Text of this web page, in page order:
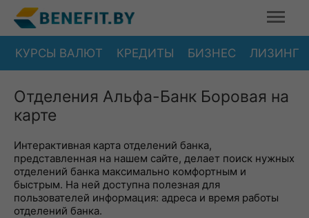
КУРСЫ ВАЛЮТ КРЕДИТЫ БИЗНЕС ЛИЗИНГ
Отделения Альфа-Банк Боровая на
карте
Интерактивная карта отделений банка,
представленная на нашем сайте, делает поиск нужных
отделений банка максимально комфортным и
быстрым. На ней доступна полезная для
пользователей информация: адреса и время работы
отделений банка.